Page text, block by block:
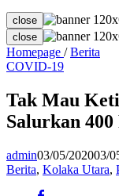
close
close
Homepage / Berita
PKB
COVID-19
Tak Mau
Salurkan 400
admin03/05/202003/
Berita, Kolaka Utara,